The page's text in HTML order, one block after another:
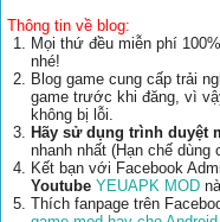
Thông tin về blog:
Mọi thứ đều miễn phí
nhé!
Blog game cung cấp trải
game trước khi đăng, vì
không bị lỗi.
Hãy sử dụng trình duyệt
nhanh nhất (Hạn chế
Kết bạn với Facebook
Youtube YEUAPK MOD
Thích fanpage trên